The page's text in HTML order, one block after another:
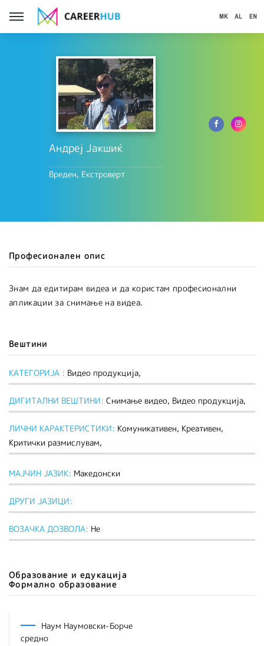
Андреј Јакшиќ
Вреден, Екстроверт
Професионален опис
Знам да едитирам видеа и да користам професионални
апликации за снимање на видеа.
Вештини
КАТЕГОРИЈА : Видео продукција,
ДИГИТАЛНИ ВЕШТИНИ: Снимање видео, Видео продукција,
ЛИЧНИ КАРАКТЕРИСТИКИ: Комуникативен, Креативен,
Критички размислувам,
МАЈЧИН ЈАЗИК: Македонски
ДРУГИ ЈАЗИЦИ:
ВОЗАЧКА ДОЗВОЛА: Не
Образование и едукација
Формално образование
Наум Наумовски-Борче
средно